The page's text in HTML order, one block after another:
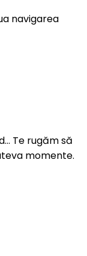
navigarea
Te rugăm să
momente.